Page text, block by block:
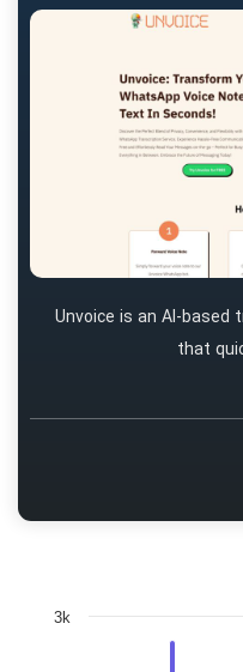
Unvoice is an AI-based
that
3k